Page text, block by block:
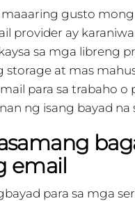
gusto mong
provider ay
sa mga libreng
at mas
para sa trabaho o
ng isang bayad na
email
para sa mga